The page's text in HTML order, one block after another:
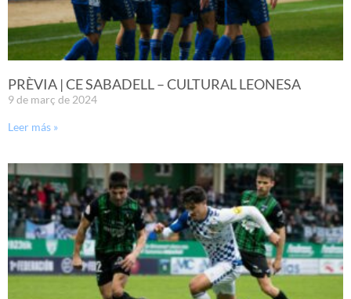
PRÈVIA | CE SABADELL – CULTURAL LEONESA
9 de març de 2024
Leer más »